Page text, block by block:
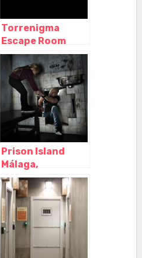
Torrenigma
Escape Room
Málaga – Torre
del Mar, Torre del
Mar – Málaga
Prison Island
Málaga,
Benalmádena –
Málaga